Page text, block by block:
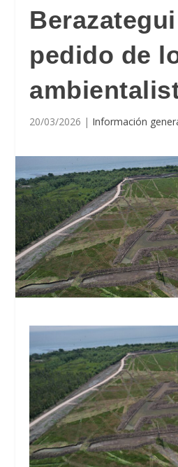
pedido de
20/03/2026 | Información